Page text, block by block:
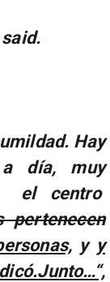
Hay
día, muy
el centro
pertenecen
y y